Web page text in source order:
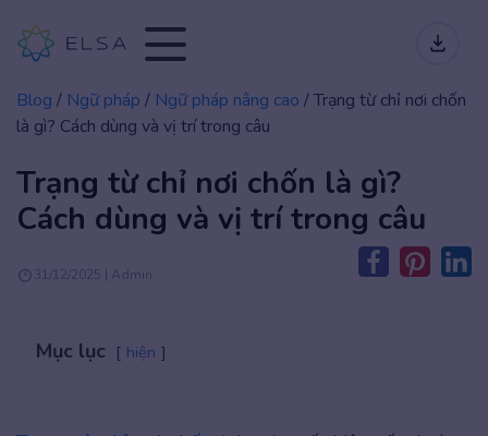
Blog / Ngữ pháp / Ngữ pháp nâng cao /Trạng từ chỉ nơi chốn
là gì? Cách dùng và vị trí trong câu
Trạng từ chỉ nơi chốn là gì?
Cách dùng và vị trí trong câu
31/12/2025 | Admin
Mục lục hiện